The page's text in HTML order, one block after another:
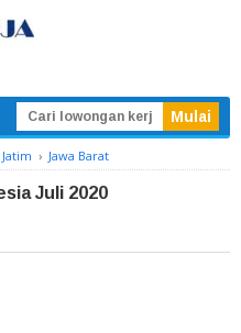
Jatim › Jawa Barat
Juli 2020